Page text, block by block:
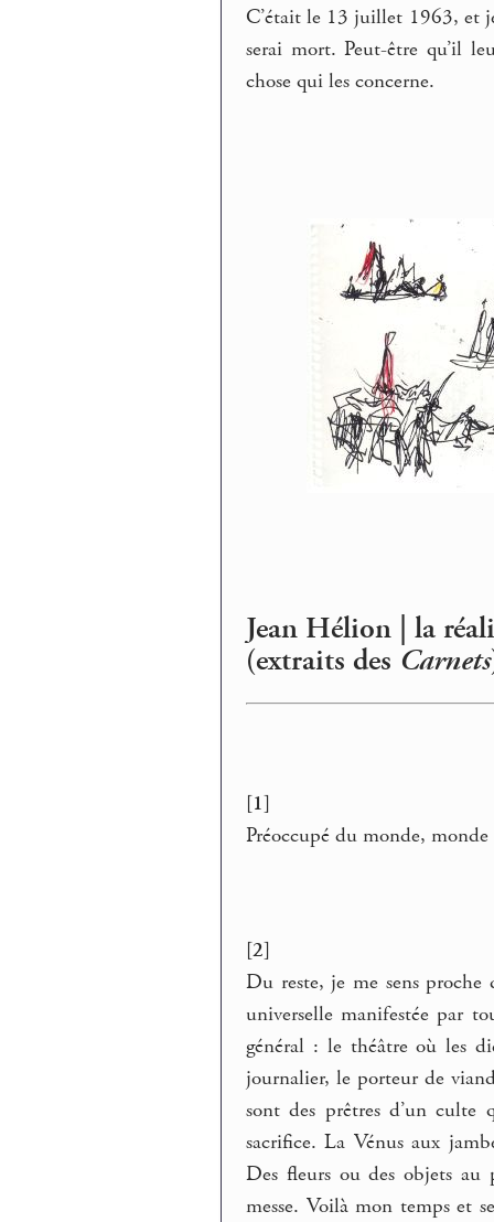
C’était le 13 juillet 1963, et
serai mort. Peut-être qu’il
chose qui les concerne.
Jean Hélion | la
(extraits des Carnets
[1]
Préoccupé du monde,
[2]
Du reste, je me sens proche
universelle manifestée par
général : le théâtre où les
journalier, le porteur de
sont des prêtres d’un culte
sacrifice. La Vénus aux
Des fleurs ou des objets au
messe. Voilà mon temps et